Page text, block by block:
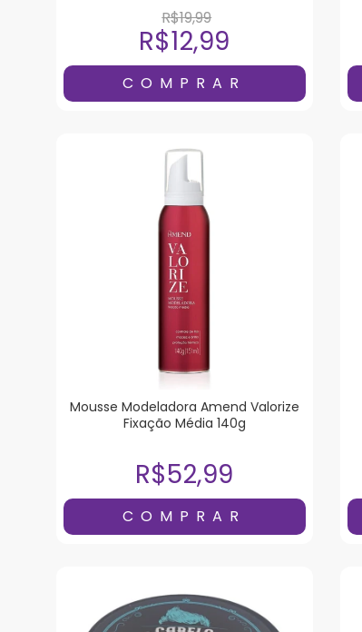
R$19,99
R$12,99
Mousse Modeladora Amend Valorize
Fixação Média 140g
R$52,99